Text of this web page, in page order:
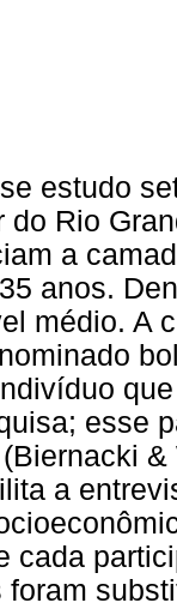
estudo
do Rio
a
anos.
médio. A
esse
a
cada
foram